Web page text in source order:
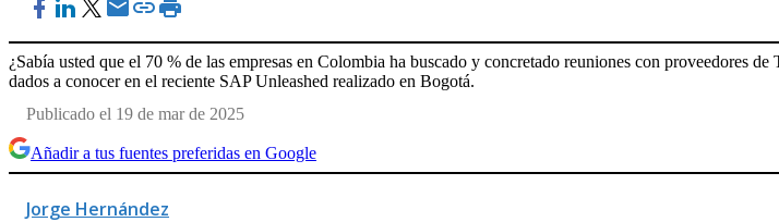
¿Sabía usted que el 70 % de las empresas en Colombia ha buscado y concretado reuniones con proveedores
dados a conocer en el reciente SAP Unleashed realizado en Bogotá.
Publicado el 19 de mar de 2025
Añadir a tus fuentes preferidas en Google
Jorge Hernández